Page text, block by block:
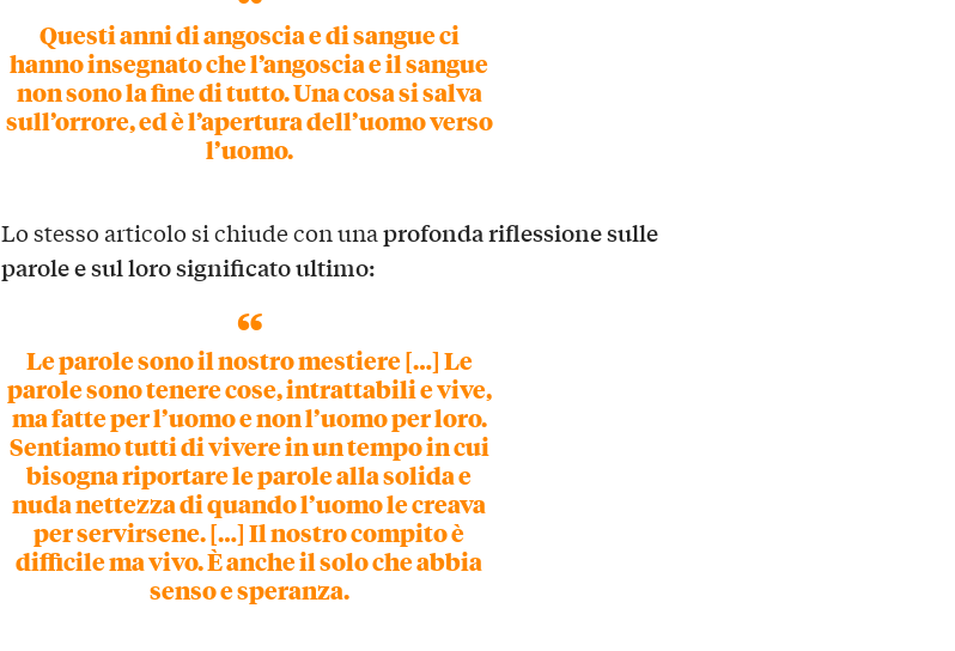
Questi anni di angoscia e di sangue ci
hanno insegnato che l’angoscia e il sangue
non sono la fine di tutto. Una cosa si salva
sull’orrore, ed è l’apertura dell’uomo verso
l’uomo.
Lo stesso articolo si chiude con unaprofonda riflessione sulle
parole e sul loro significato ultimo:
Le parole sono il nostro mestiere […] Le
parole sono tenere cose, intrattabili e vive,
ma fatte per l’uomo e non l’uomo per loro.
Sentiamo tutti di vivere in un tempo in cui
bisogna riportare le parole alla solida e
nuda nettezza di quando l’uomo le creava
per servirsene. […] Il nostro compito è
difficile ma vivo. È anche il solo che abbia
senso e speranza.